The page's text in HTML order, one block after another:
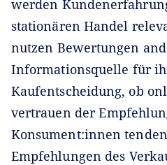
werden
stationären Handel
nutzen Bewertungen
Informationsquelle für
Kaufentscheidung, ob
vertrauen der
Konsument:innen
Empfehlungen des